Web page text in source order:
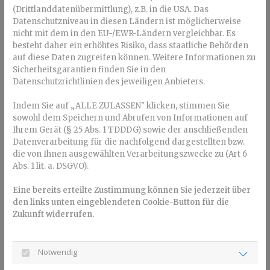
Zahnspangen auch für Erwachsene
möglich
Auch wenn im Kindesalter eine Zahnkorrektur versäumt
wurde, lassen sich Fehlstellungen mithilfe der
Kieferorthopädieim Erwachsenenalter noch korrigieren
jederzeit richten, eine Altersgrenze gibt es kaum.
Allerdings: Es ist langwieriger und oft schwieriger. Das
Kieferwachstum ist abgeschlossen, die Reaktion der
Gewebe auf kieferorthopädische Eingriffe und
Heilungsprozesse dauern länger.
Dauerhafter Erfolg dank Nachsorge
Nach Abschluss der Zahnkorrektur ist die Nachsorge
entscheidend: Es ist inzwischen nachgewiesen, dass Zähne
zurückzuwandern. Sowohl bei Kindern als auch bei
Erwachsenen ist es daher wichtig, die Zähne nach der
(Drittlanddatenübermittlung), z.B. in die USA. Das
Datenschutzniveau in diesen Ländern ist möglicherweise
nicht mit dem in den EU-/EWR-Ländern vergleichbar. Es
besteht daher ein erhöhtes Risiko, dass staatliche Behörden
auf diese Daten zugreifen können. Weitere Informationen zu
Sicherheitsgarantien finden Sie in den
Datenschutzrichtlinien des jeweiligen Anbieters.
Indem Sie auf „ALLE ZULASSEN" klicken, stimmen Sie
sowohl dem Speichern und Abrufen von Informationen auf
Ihrem Gerät (§ 25 Abs. 1 TDDDG) sowie der anschließenden
Datenverarbeitung für die nachfolgend dargestellten bzw.
die von Ihnen ausgewählten Verarbeitungszwecke zu (Art 6
Abs. 1 lit. a. DSGVO).
Eine bereits erteilte Zustimmung können Sie jederzeit über
den links unten eingeblendeten Cookie-Button für die
Zukunft widerrufen.
Notwendig